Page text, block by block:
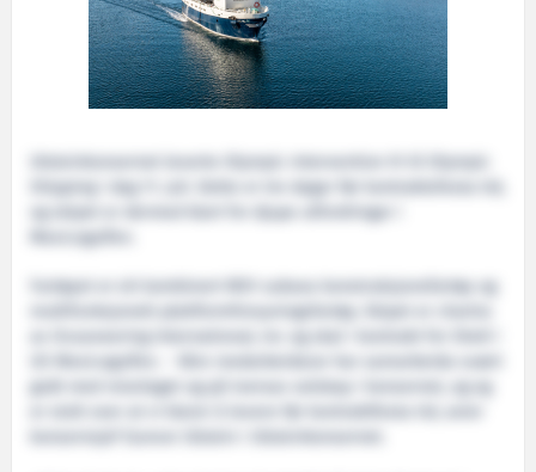
Ulsteinkonsernet leverte Olympic Intervention IV til Olympic
Shipping i dag 11. juli. Dette er tre dagar før kontraktsfesta tid,
og skipet er dermed klart for djupe utfordringar i
Mexicogulfen.
Fartøyet er eit kombinert ROV subsea konstruksjonsfartøy og
multifunksjonelt plattformforsyningsfartøy. Skipet er chartra
US Mexicogulfen. - Våre medarbeidarar har samarbeida svært
godt med reiarlaget og på tversav selskap i konsernet, og eg